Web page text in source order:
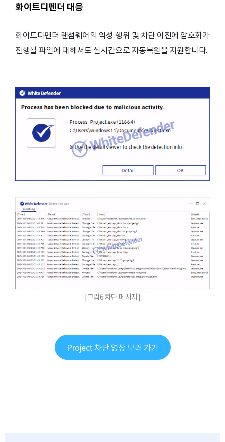
화이트디펜더 대응
화이트디펜더 랜섬웨어의 악성 행위 및 차단 이전에 암호화가
진행될 파일에 대해서도 실시간으로 자동복원을 지원합니다.
[그림6 차단 메시지]
Project 차단 영상 보러 가기